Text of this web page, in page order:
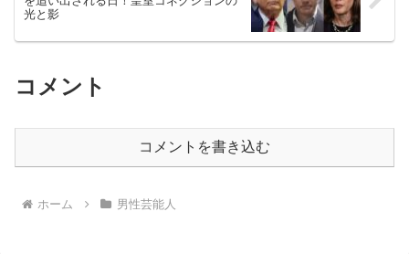
光と影
コメント
コメントを書き込む
ホーム 男性芸能人